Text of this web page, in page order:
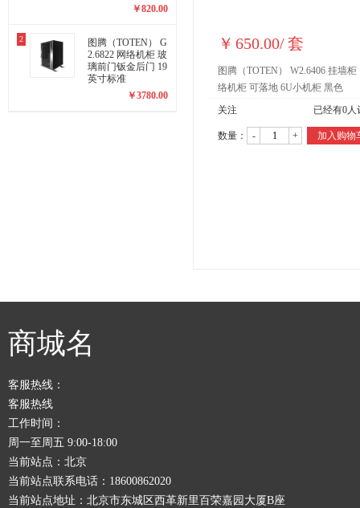
￥820.00
2
图腾（TOTEN） G
2.6822 网络机柜 玻
璃前门钣金后门 19
英寸标准
￥3780.00
￥ 650.00/套
图腾（TOTEN） W2.6406 挂墙柜
络机柜 可落地 6U小机柜 黑色
关注
已经有0人
数量： - + 加入购物
商城名
客服热线：
客服热线
工作时间：
周一至周五 9:00-18:00
当前站点：北京
当前站点联系电话：18600862020
当前站点地址：北京市东城区西革新里百荣嘉园大厦B座